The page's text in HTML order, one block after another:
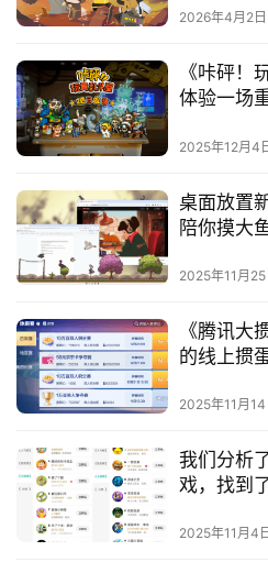
原
游
戏
业
手
机
戏
单
机
戏
休
闲
2026年4月2日
《咔砰！
体验一场
2025年12月4
桌面放置
陪你摸大
2025年11月25
《腾讯大
的线上掼
2025年11月14
我们分析
戏，找到
2025年11月4日